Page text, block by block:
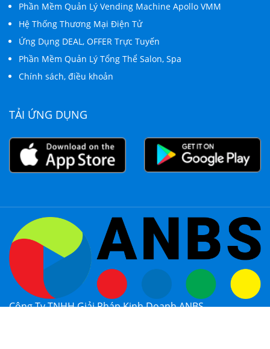
Phần Mềm Quản Lý Vending Machine Apollo VMM
Hệ Thống Thương Mại Điện Tử
Ứng Dụng DEAL, OFFER Trực Tuyến
Phần Mềm Quản Lý Tổng Thể Salon, Spa
Chính sách, điều khoản
TẢI ỨNG DỤNG
Công Ty TNHH Giải Pháp Kinh Doanh ANBS